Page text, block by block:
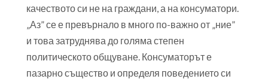
качеството си не на граждани, а на консуматори.
„Аз” се е превърнало в много по-важно от „ние”
и това затруднява до голяма степен
политическото общуване. Консуматорът е
пазарно същество и определя поведението си